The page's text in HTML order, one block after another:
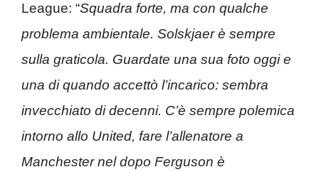
League: “Squadra forte, ma con qualche
problema ambientale. Solskjaer è sempre
sulla graticola. Guardate una sua foto oggi e
una di quando accettò l’incarico: sembra
invecchiato di decenni. C’è sempre polemica
intorno allo United, fare l’allenatore a
Manchester nel dopo Ferguson è